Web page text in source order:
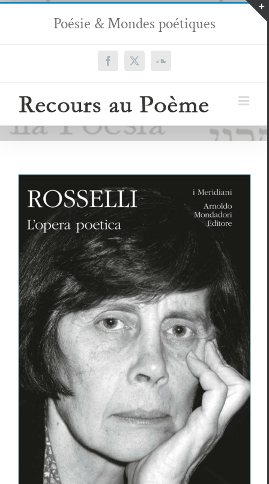
Passer
contenu
Poésie & Mondes poétiques
Facebook
X SoundCloud
Questionnements politiques et
poétiques 6 : Quelques poètes italiens à
Paris (2009), Amelia Rosselli, Corrado
Govoni
Amelia Rosselli Corrado Govoni Essais & Chroniques